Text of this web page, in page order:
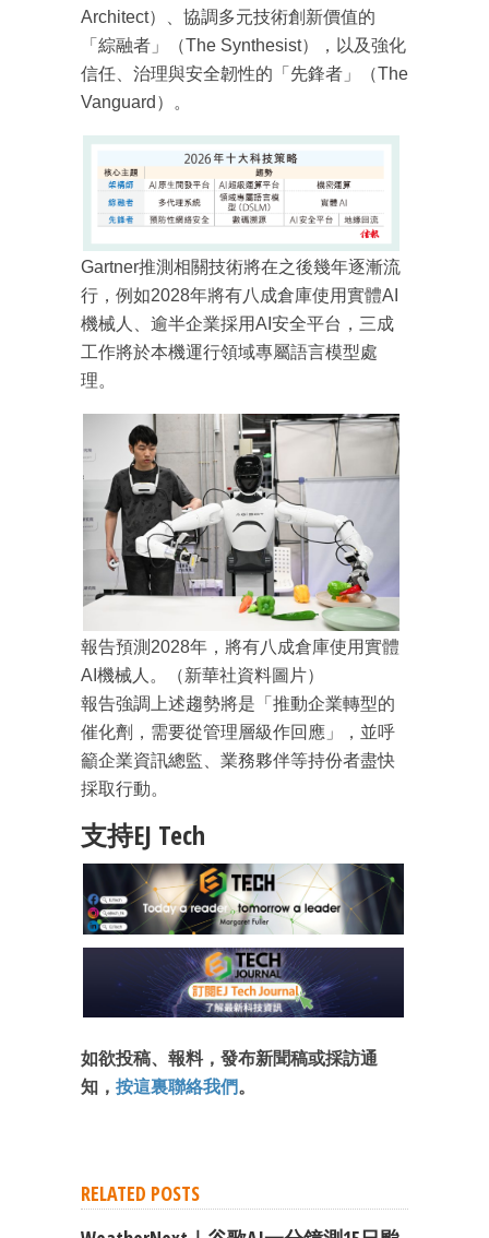
Architect）、協調多元技術創新價值的
「綜融者」（The Synthesist），以及強化
信任、治理與安全韌性的「先鋒者」（The
Vanguard）。
Gartner推測相關技術將在之後幾年逐漸流
行，例如2028年將有八成倉庫使用實體AI
機械人、逾半企業採用AI安全平台，三成
工作將於本機運行領域專屬語言模型處
理。
報告預測2028年，將有八成倉庫使用實體
AI機械人。（新華社資料圖片）
報告強調上述趨勢將是「推動企業轉型的
催化劑，需要從管理層級作回應」，並呼
籲企業資訊總監、業務夥伴等持份者盡快
採取行動。
支持EJ Tech
如欲投稿、報料，發布新聞稿或採訪通
知， 按這裏聯絡我們。
RELATED POSTS
成為 EJ Tech 會員
最新資訊（附創業懶人包）
箱！